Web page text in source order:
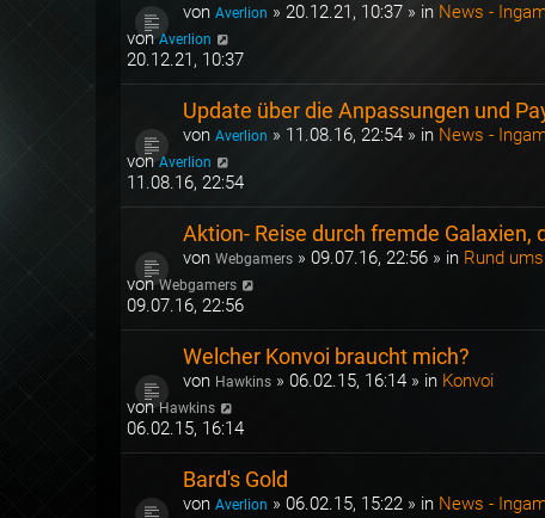
von Averlion » 20.12.21, 10:37 » in News -
vonAverlion
20.12.21, 10:37
Update über die Anpassungen und
von Averlion » 11.08.16, 22:54 » in News -
vonAverlion
11.08.16, 22:54
Aktion- Reise durch fremde Galaxien,
von Webgamers » 09.07.16, 22:56 » in Rund ums
vonWebgamers
09.07.16, 22:56
Welcher Konvoi braucht mich?
von Hawkins » 06.02.15, 16:14 » in Konvoi
vonHawkins
06.02.15, 16:14
Bard's Gold
von Averlion » 06.02.15, 15:22 » in News -